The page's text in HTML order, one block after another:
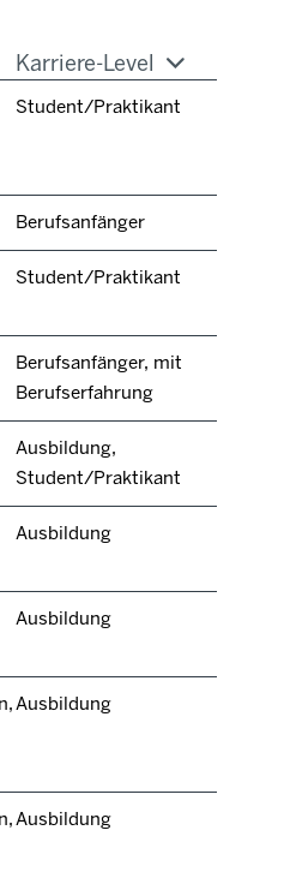
Karriere-Level
Student/Praktikant
Berufsanfänger
Student/Praktikant
Berufsanfänger, mit
Berufserfahrung
Ausbildung,
Student/Praktikant
Ausbildung
Ausbildung
Ausbildung
Ausbildung